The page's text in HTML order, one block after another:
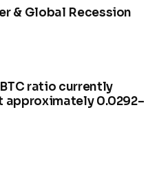
& Global Recession
ratio currently
approximately 0.0292–